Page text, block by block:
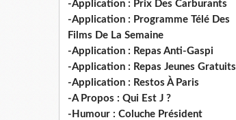
-Application : Prix Des Carburants
-Application : Programme Télé Des
Films De La Semaine
-Application : Repas Anti-Gaspi
-Application : Repas Jeunes Gratuits
-Application : Restos À Paris
-A Propos : Qui Est J ?
-Humour : Coluche Président